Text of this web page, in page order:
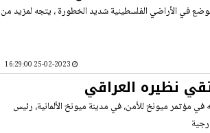
في الأراضي الفلسطينية شديد الخطورة ، يتجه لمزيد من
نظيره العراقي
مؤتمر ميونخ للأمن، في مدينة ميونخ الألمانية، رئيس